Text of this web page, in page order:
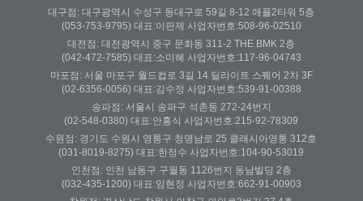
대구점: 대구광역시 수성구 동대구로 59길 8-12 애플2타워 5층
(053-753-9795) 대표:이판제 사업자번호:508-96-02510
대전점: 대전광역시 중구 문화동 311-2 THE BMK 2층
(042-472-7585) 대표:소미혜 사업자번호:117-96-04743
마포점: 서울 마포구 월드컵로 3길 14 딜라이트 스퀘어 2차 3F
(02-6356-0056) 대표:김수정 사업자번호:539-91-00388
송파점: 서울시 송파구 석촌동 272-24번지
(02-548-0380) 대표:안홍식 사업자번호:215-92-78309
수원점: 경기도 수원시 영통구 청명남로 25 클래시아영통 312호
(031-8019-8275) 대표:한정수 사업자번호:104-90-53019
인천점: 인천 남동구 구월동 1126번지 동남빌딩 2층
(032-435-1200) 대표:임현정 사업자번호:662-91-00903